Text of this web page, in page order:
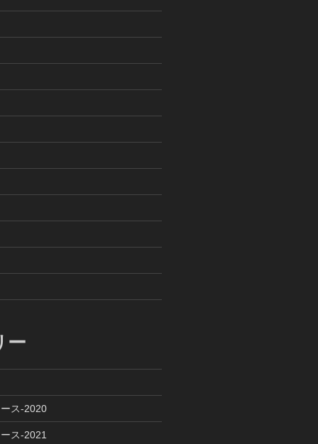
ー
ス-2020
ス-2021